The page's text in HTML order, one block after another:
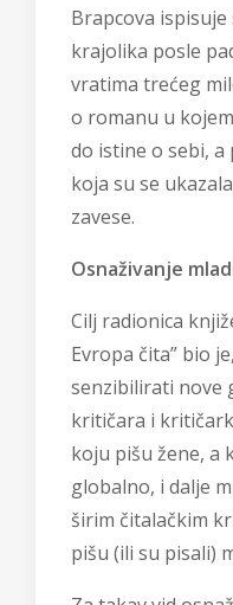
Brapcova
krajolika posle
vratima trećeg
o romanu u
do istine o sebi,
koja su se
zavese.
Osnaživanje
Cilj radionica
Evropa čita” bio
senzibilirati nove
kritičara i
koju pišu žene, a
globalno, i dalje
širim čitalačkim
pišu (ili su pisali)